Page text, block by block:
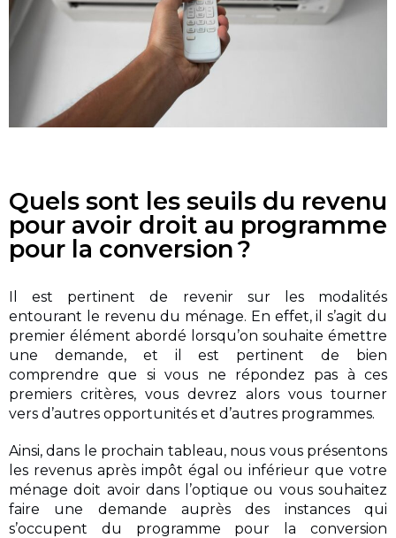
Quels sont les seuils du revenu
pour avoir droit au programme
pour la conversion ?
Il est pertinent de revenir sur les modalités
entourant le revenu du ménage. En effet, il s’agit du
premier élément abordé lorsqu’on souhaite émettre
une demande, et il est pertinent de bien
comprendre que si vous ne répondez pas à ces
premiers critères, vous devrez alors vous tourner
vers d’autres opportunités et d’autres programmes.
Ainsi, dans le prochain tableau, nous vous présentons
les revenus après impôt égal ou inférieur que votre
ménage doit avoir dans l’optique ou vous souhaitez
faire une demande auprès des instances qui
s’occupent du programme pour la conversion